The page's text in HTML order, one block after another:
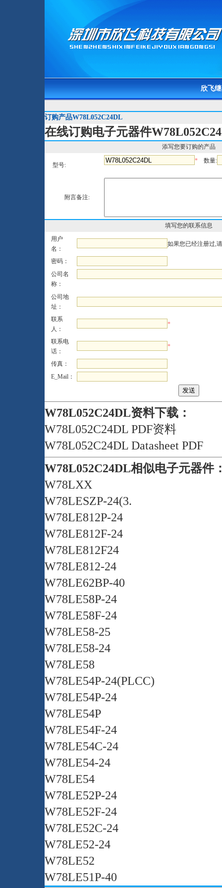
欣飞
订购产品W78L052C24DL
在线订购电子元器件
添写您要订购的产品
型号:
* 数量:
附言备注:
填写您的联系信息
用户
名：
如果您已经注册过,
密码：
公司名
称：
公司地
址：
联系
人：
*
联系电
话：
*
传真：
E_Mail：
W78L052C24DL资料下载：
W78L052C24DL PDF资料
W78L052C24DL Datasheet PDF
W78L052C24DL相似电子元器件
W78LXX
W78LESZP-24(3.
W78LE812P-24
W78LE812F-24
W78LE812F24
W78LE812-24
W78LE62BP-40
W78LE58P-24
W78LE58F-24
W78LE58-25
W78LE58-24
W78LE58
W78LE54P-24(PLCC)
W78LE54P-24
W78LE54P
W78LE54F-24
W78LE54C-24
W78LE54-24
W78LE54
W78LE52P-24
W78LE52F-24
W78LE52C-24
W78LE52-24
W78LE52
W78LE51P-40